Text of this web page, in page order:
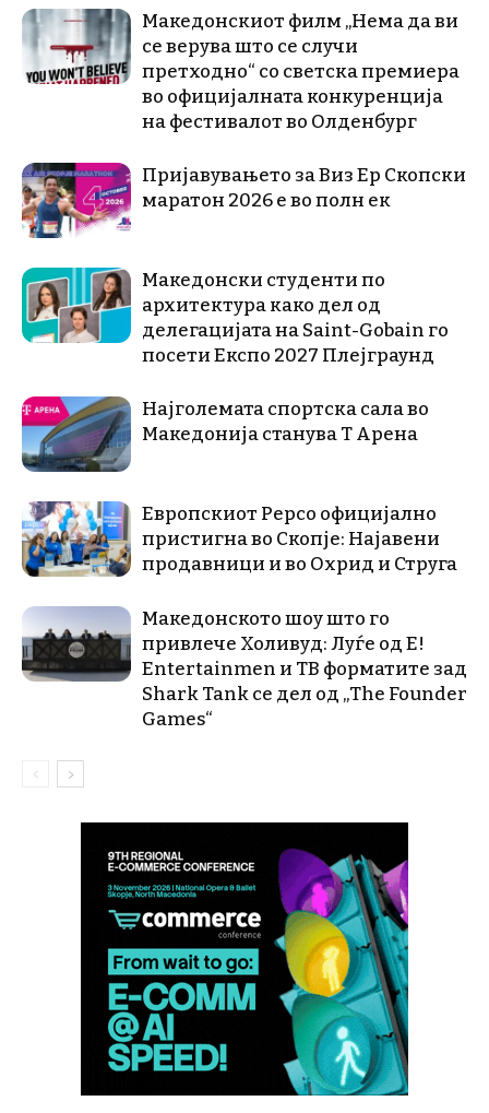
Македонскиот филм „Нема да ви
се верува што се случи
претходно“ со светска премиера
во официјалната конкуренција
на фестивалот во Олденбург
Пријавувањето за Виз Ер Скопски
маратон 2026 е во полн ек
Македонски студенти по
архитектура како дел од
делегацијата на Saint-Gobain го
посети Експо 2027 Плејграунд
Најголемата спортска сала во
Македонија станува Т Арена
Европскиот Pepco официјално
пристигна во Скопје: Најавени
продавници и во Охрид и Струга
Македонското шоу што го
привлече Холивуд: Луѓе од E!
Entertainmen и ТВ форматите зад
Shark Tank се дел од „The Founder
Games“